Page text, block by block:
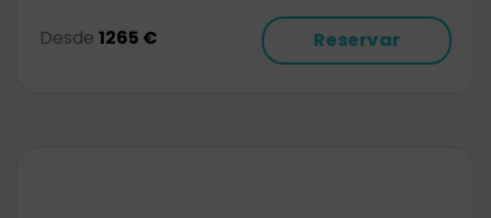
Desde 1265 € Reservar